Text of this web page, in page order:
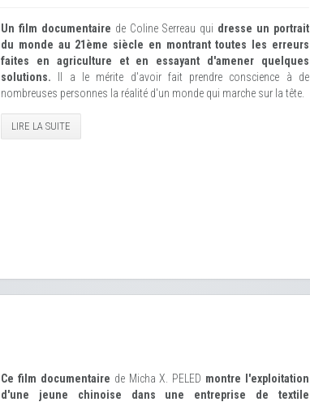
Un film documentaire de Coline Serreau qui dresse un portrait
du monde au 21ème siècle en montrant toutes les erreurs
faites en agriculture et en essayant d'amener quelques
solutions.
Il a le mérite d'avoir fait prendre conscience à de
nombreuses personnes la réalité d'un monde qui marche sur la tête.
LIRE LA SUITE
Ce film documentaire de Micha X. PELED montre l'exploitation
d'une jeune chinoise dans une entreprise de textile